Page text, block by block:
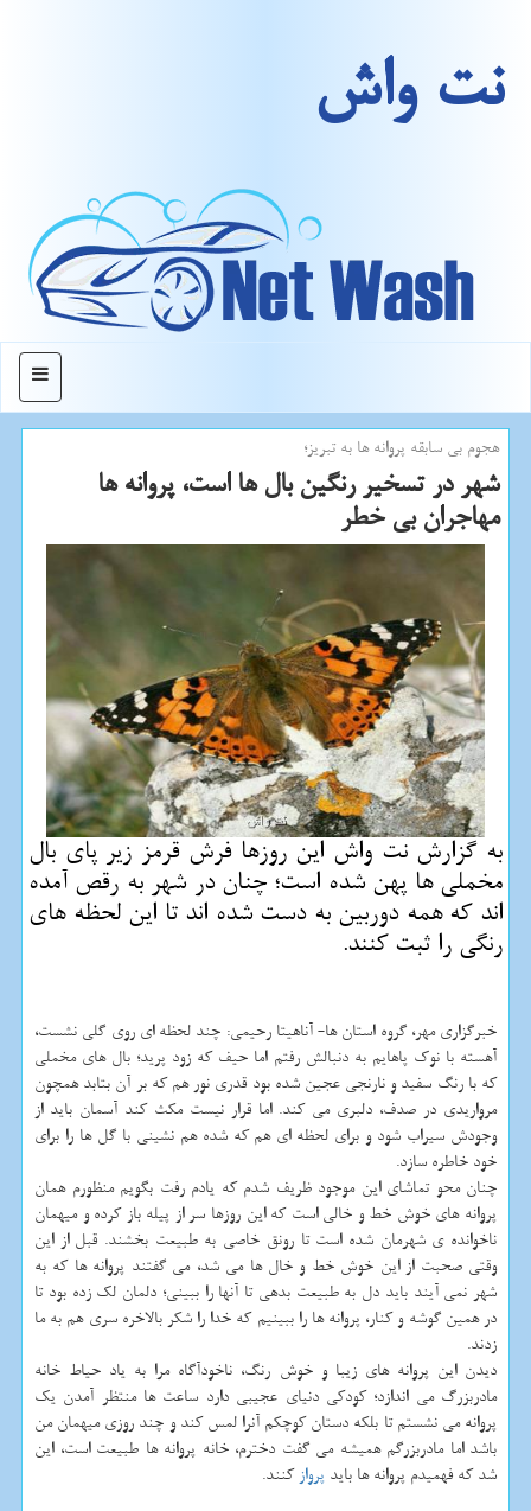
نت واش
منو
هجوم بی سابقه پروانه ها به تبریز؛
شهر در تسخیر رنگین بال ها است، پروانه ها
مهاجران بی خطر
به گزارش نت واش این روزها فرش قرمز زیر پای بال
مخملی ها پهن شده است؛ چنان در شهر به رقص آمده
اند كه همه دوربین به دست شده اند تا این لحظه های
رنگی را ثبت كنند.
خبرگزاری مهر، گروه استان ها- آناهیتا رحیمی: چند لحظه ای روی گلی نشست،
آهسته با نوك پاهایم به دنبالش رفتم اما حیف كه زود پرید؛ بال های مخملی
كه با رنگ سفید و نارنجی عجین شده بود قدری نور هم كه بر آن بتابد همچون
مرواریدی در صدف، دلبری می كند. اما قرار نیست مكث كند آسمان باید از
وجودش سیراب شود و برای لحظه ای هم كه شده هم نشینی با گل ها را برای
خود خاطره سازد.
چنان محو تماشای این موجود ظریف شدم كه یادم رفت بگویم منظورم همان
پروانه های خوش خط و خالی است كه این روزها سر از پیله باز كرده و میهمان
ناخوانده ی شهرمان شده است تا رونق خاصی به طبیعت بخشند. قبل از این
وقتی صحبت از این خوش خط و خال ها می شد، می گفتند پروانه ها كه به
شهر نمی آیند باید دل به طبیعت بدهی تا آنها را ببینی؛ دلمان لك زده بود تا
در همین گوشه و كنار، پروانه ها را ببینیم كه خدا را شكر بالاخره سری هم به ما
زدند.
دیدن این پروانه های زیبا و خوش رنگ، ناخودآگاه مرا به یاد حیاط خانه
مادربزرگ می اندازد؛ كودكی دنیای عجیبی دارد ساعت ها منتظر آمدن یك
پروانه می نشستم تا بلكه دستان كوچكم آنرا لمس كند و چند روزی میهمان من
باشد اما مادربزرگم همیشه می گفت دخترم، خانه پروانه ها طبیعت است، این
شد كه فهمیدم پروانه ها باید پروازكنند.